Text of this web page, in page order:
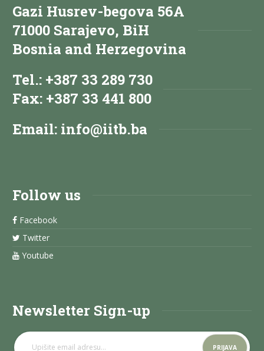
Gazi Husrev-begova 56A
71000 Sarajevo, BiH
Bosnia and Herzegovina
Tel.: +387 33 289 730
Fax: +387 33 441 800
Email: info@iitb.ba
Follow us
Facebook
Twitter
Youtube
Newsletter Sign-up